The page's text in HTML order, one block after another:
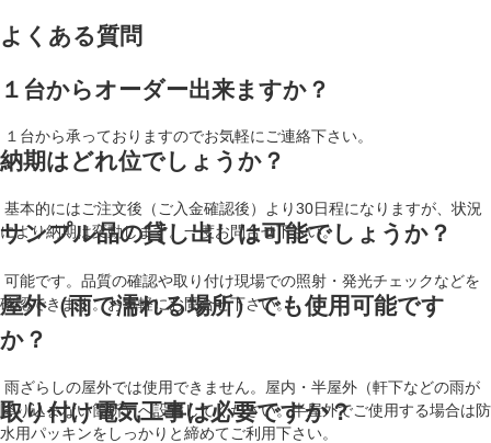
よくある質問
１台からオーダー出来ますか？
１台から承っておりますのでお気軽にご連絡下さい。
納期はどれ位でしょうか？
基本的にはご注文後（ご入金確認後）より30日程になりますが、状況
により納期は変動します。一度お問合せ下さい。
サンプル品の貸し出しは可能でしょうか？
可能です。品質の確認や取り付け現場での照射・発光チェックなどを
確認できます。お気軽にお問合せ下さい。
屋外（雨で濡れる場所）でも使用可能です
か？
雨ざらしの屋外では使用できません。屋内・半屋外（軒下などの雨が
降り込まない箇所）へ設置してください。半屋外でご使用する場合は防
水用パッキンをしっかりと締めてご利用下さい。
取り付け電気工事は必要ですか？